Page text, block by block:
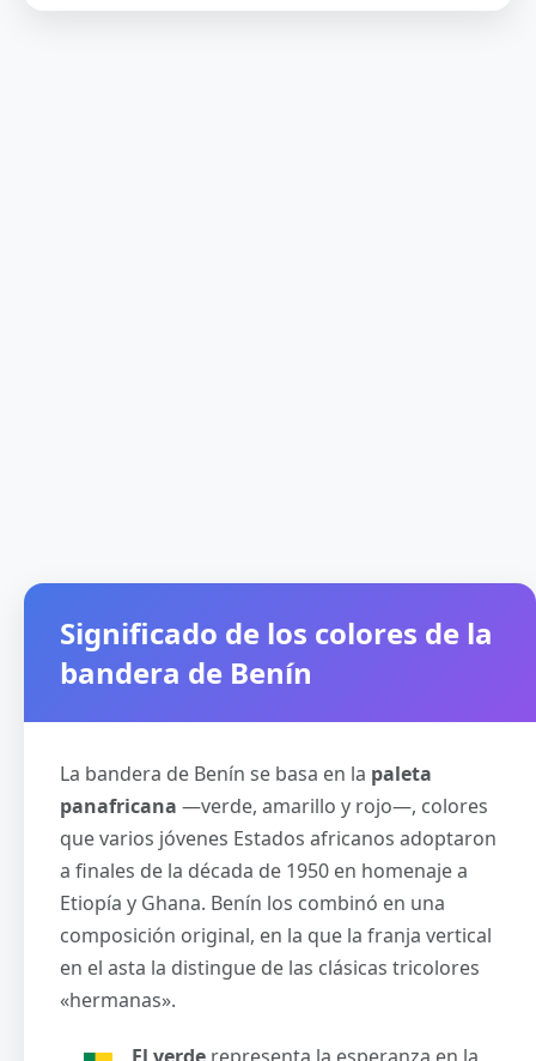
Significado de los colores de la
bandera de Benín
La bandera de Benín se basa en la paleta
panafricana —verde, amarillo y rojo—, colores
que varios jóvenes Estados africanos adoptaron
a finales de la década de 1950 en homenaje a
Etiopía y Ghana. Benín los combinó en una
composición original, en la que la franja vertical
en el asta la distingue de las clásicas tricolores
«hermanas».
El verde representa la esperanza en la